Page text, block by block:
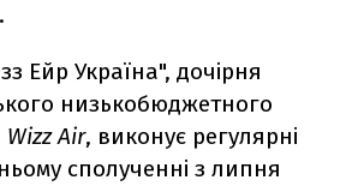
Ейр Україна", дочірня
низькобюджетного
Wizz Air, виконує регулярні
сполученні з липня